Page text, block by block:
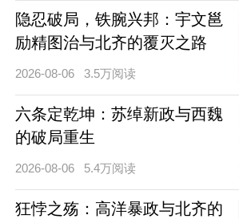
隐忍破局，铁腕兴邦：宇文邕
励精图治与北齐的覆灭之路
2026-08-06 3.5万阅读
六条定乾坤：苏绰新政与西魏
的破局重生
2026-08-06 5.4万阅读
狂悖之殇：高洋暴政与北齐的